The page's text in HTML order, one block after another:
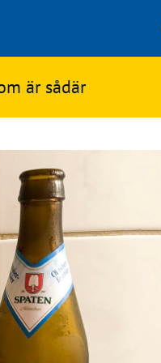
är sådär